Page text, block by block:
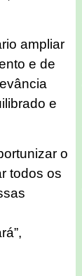
ampliar
e de
e
o
todos os